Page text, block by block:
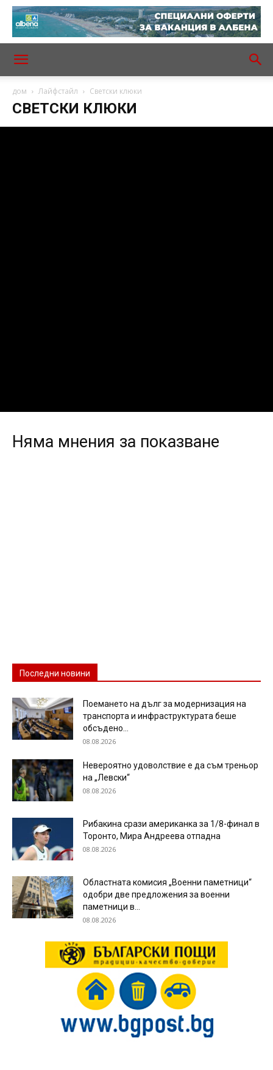
дом Лайфстайл Светски клюки
СВЕТСКИ КЛЮКИ
Няма мнения за показване
Последни новини
Поемането на дълг за модернизация на
транспорта и инфраструктурата беше
обсъдено...
08.08.2026
Невероятно удоволствие е да съм треньор
на „Левски“
08.08.2026
Рибакина срази американка за 1/8-финал в
Торонто, Мира Андреева отпадна
08.08.2026
Областната комисия „Военни паметници“
одобри две предложения за военни
паметници в...
08.08.2026